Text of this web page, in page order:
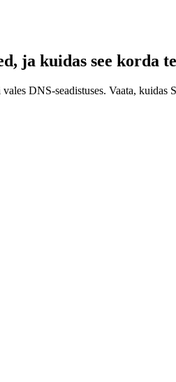
ja kuidas see korda
DNS-seadistuses. Vaata,